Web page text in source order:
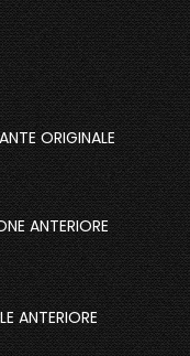
ORIGINALE
ANTERIORE
ANTERIORE